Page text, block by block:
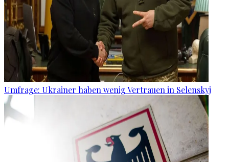
Umfrage: Ukrainer haben wenig Vertrauen in Selenskyj